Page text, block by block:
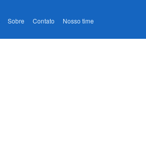
Sobre Contato Nosso time